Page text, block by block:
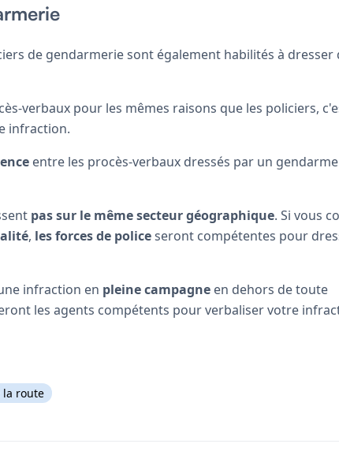
de gendarmerie sont également habilités à dresser
verbaux pour les mêmes raisons que les policiers,
infraction.
entre les procès-verbaux dressés par un
pas sur le même secteur géographique. Si vous
, les forces de policeseront compétentes pour
infraction en pleine campagne en dehors de toute
les agents compétents pour verbaliser votre
la route